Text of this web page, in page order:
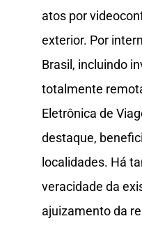
atos por
exterior. Por
Brasil, incluindo
totalmente
Eletrônica de
destaque,
localidades. Há
veracidade da
ajuizamento da